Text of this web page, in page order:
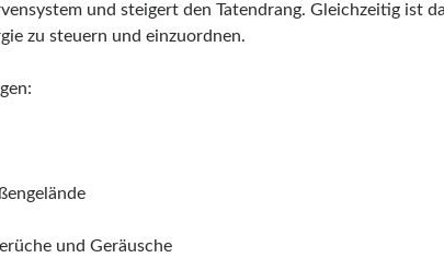
und steigert den Tatendrang. Gleichzeitig ist
zu steuern und einzuordnen.
und Geräusche